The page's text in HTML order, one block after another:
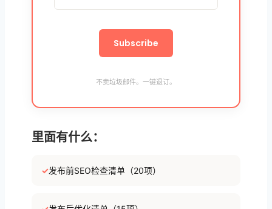
不卖垃圾邮件。一键退订。
里面有什么：
✓发布前SEO检查清单（20项）